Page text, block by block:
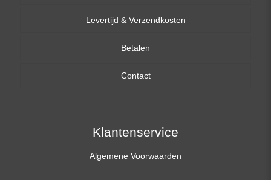
14,0 inch
15,6 inch
17,3 inch
Levertijd & Verzendkosten
Betalen
Contact
Klantenservice
Algemene Voorwaarden